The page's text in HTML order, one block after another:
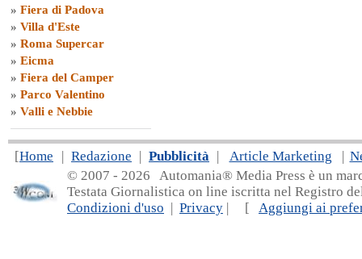
» Fiera di Padova
» Villa d'Este
» Roma Supercar
» Eicma
» Fiera del Camper
» Parco Valentino
» Valli e Nebbie
[Home | Redazione | Pubblicità | Article Marketing |
© 2007 - 2026 Automania® Media Press è un
Testata Giornalistica on line iscritta nel Registro
Condizioni d'uso | Privacy | [ Aggiungi ai